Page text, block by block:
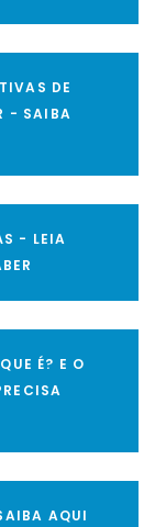
DE
- SAIBA
- LEIA
É? E O
AQUI